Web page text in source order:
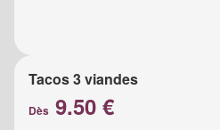
Tacos 3 viandes
Dès 9.50 €